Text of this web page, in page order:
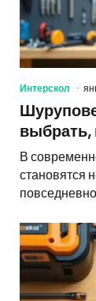
Интерскол
выбрать,
В
становятся